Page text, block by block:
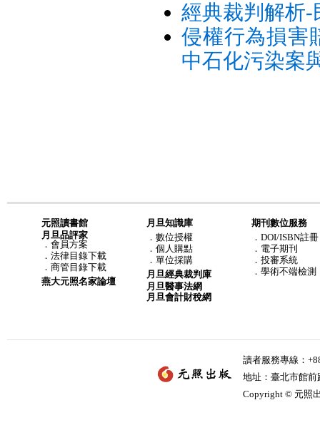
經典裁判解析-
侵權行為損害
中石化污染案
元照讀書館
月旦品評家
． 會員方案
． 法律目錄下載
． 商管目錄下載
燕大元照名家論壇
月旦知識庫
． 數位授權
． 個人購點
． 單位採購
月旦經典裁判庫
月旦醫事法網
月旦會計財稅網
期刊數位服務
．DOI/ISBN註冊
．電子期刊
．投審系統
．學術不端檢測
讀者服務專線：
地址：臺北市館
Copyright © 元照